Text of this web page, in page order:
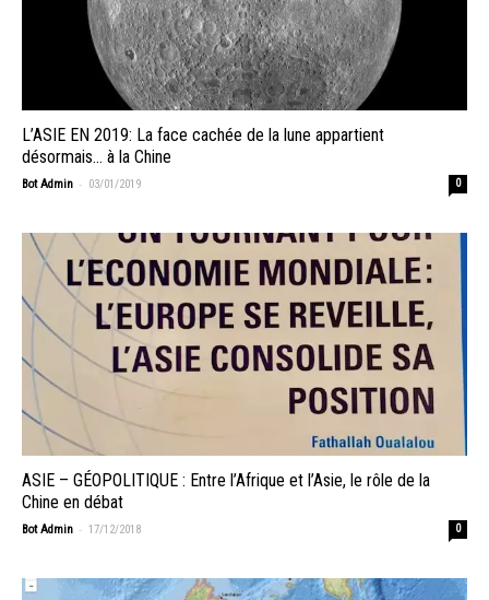
L’ASIE EN 2019: La face cachée de la lune appartient
désormais… à la Chine
Bot Admin - 03/01/2019 0
ASIE – GÉOPOLITIQUE : Entre l’Afrique et l’Asie, le rôle de la
Chine en débat
Bot Admin - 17/12/2018 0